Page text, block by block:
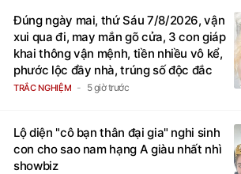
Đúng ngày mai, thứ Sáu 7/8/2026, vận
xui qua đi, may mắn gõ cửa, 3 con giáp
khai thông vận mệnh, tiền nhiều vô kể,
phước lộc đầy nhà, trúng số độc đắc
TRẮC NGHIỆM 5 giờ trước
Lộ diện "cô bạn thân đại gia" nghi sinh
con cho sao nam hạng A giàu nhất nhì
showbiz